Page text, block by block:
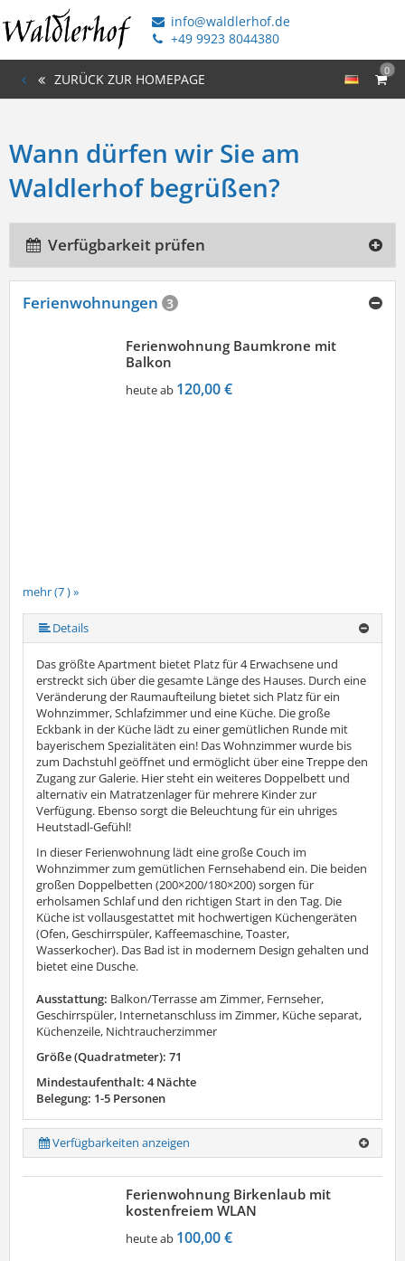
info@waldlerhof.de
+49 9923 8044380
0
ZURÜCK ZUR HOMEPAGE
Wann dürfen wir Sie am
Waldlerhof begrüßen?
Verfügbarkeit prüfen
Ferienwohnungen 3
mehr (7 ) »
mehr (7 ) »
mehr (7 ) »
mehr (7 ) »
Ferienwohnung Baumkrone mit
Balkon
heute ab 120,00 €
Details
Das größte Apartment bietet Platz für 4 Erwachsene und
erstreckt sich über die gesamte Länge des Hauses. Durch eine
Veränderung der Raumaufteilung bietet sich Platz für ein
Wohnzimmer, Schlafzimmer und eine Küche. Die große
Eckbank in der Küche lädt zu einer gemütlichen Runde mit
bayerischem Spezialitäten ein! Das Wohnzimmer wurde bis
zum Dachstuhl geöffnet und ermöglicht über eine Treppe den
Zugang zur Galerie. Hier steht ein weiteres Doppelbett und
alternativ ein Matratzenlager für mehrere Kinder zur
Verfügung. Ebenso sorgt die Beleuchtung für ein uhriges
Heutstadl-Gefühl!
In dieser Ferienwohnung lädt eine große Couch im
Wohnzimmer zum gemütlichen Fernsehabend ein. Die beiden
großen Doppelbetten (200×200/180×200) sorgen für
erholsamen Schlaf und den richtigen Start in den Tag. Die
Küche ist vollausgestattet mit hochwertigen Küchengeräten
(Ofen, Geschirrspüler, Kaffeemaschine, Toaster,
Wasserkocher). Das Bad ist in modernem Design gehalten und
bietet eine Dusche.
Ausstattung: Balkon/Terrasse am Zimmer, Fernseher,
Geschirrspüler, Internetanschluss im Zimmer, Küche separat,
Küchenzeile, Nichtraucherzimmer
Größe (Quadratmeter): 71
Mindestaufenthalt: 4 Nächte
Belegung: 1-5 Personen
Verfügbarkeiten anzeigen
Ferienwohnung Birkenlaub mit
kostenfreiem WLAN
heute ab 100,00 €